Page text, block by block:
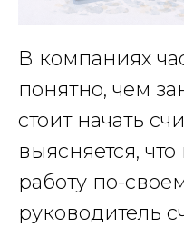
В компаниях
понятно, чем
стоит начать
выясняется,
работу по-
руководитель